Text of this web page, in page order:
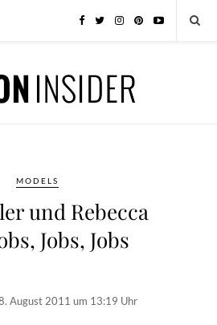
MODELS
und Rebecca
Jobs, Jobs
August 2011 um 13:19 Uhr